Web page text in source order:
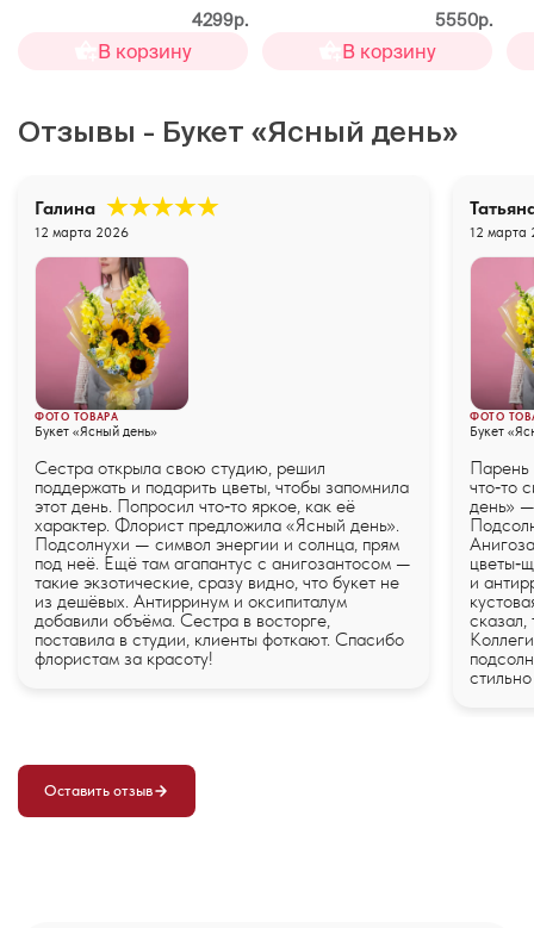
4299р.
В корзину
5550р.
В корзину
Отзывы - Букет «Ясный день»
Галина
12 марта 2026
ФОТО ТОВАРА
Букет «Ясный день»
Сестра открыла свою студию, решил
поддержать и подарить цветы, чтобы запомнила
этот день. Попросил что‑то яркое, как её
характер. Флорист предложила «Ясный день».
Подсолнухи — символ энергии и солнца, прям
под неё. Ещё там агапантус с анигозантосом —
такие экзотические, сразу видно, что букет не
из дешёвых. Антирринум и оксипиталум
добавили объёма. Сестра в восторге,
поставила в студии, клиенты фоткают. Спасибо
флористам за красоту!
12 марта
ФОТО
Букет
Парень
что‑то
день»
и
сказал,
Оставить отзыв